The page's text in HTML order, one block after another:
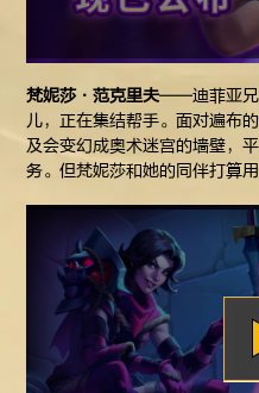
梵妮莎·范克里夫——迪菲亚兄
儿，正在集结帮手。面对遍布
及会变幻成奥术迷宫的墙壁，
务。但梵妮莎和她的同伴打算